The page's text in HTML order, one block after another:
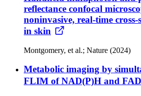
reflectance confocal
noninvasive, real-time
in skin
Montgomery, et al.; Nature (2024)
Metabolic imaging by
FLIM of NAD(P)H and FAD